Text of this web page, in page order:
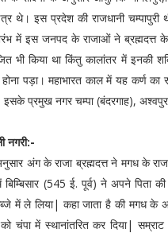
थे। इस प्रदेश की राजधानी
में इस जनपद के राजाओं ने
भी किया था किंतु कालांतर में इनकी
पड़ा। महाभारत काल में यह कर्ण का
इसके प्रमुख नगर चम्पा (बंदरगाह),
नगरी:-
अंग के राजा ब्रह्मदत्त ने मगध के
बिम्बिसार (545 ई. पूर्व) ने अपने पिता
में ले लिया| कहा जाता है की मगध के
चंपा में स्थानांतरित कर दिया|